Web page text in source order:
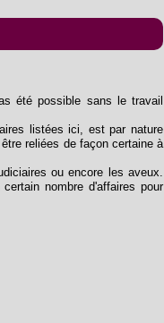
été possible sans le travail
listées ici, est par nature
reliées de façon certaine à
ou encore les aveux.
nombre d'affaires pour